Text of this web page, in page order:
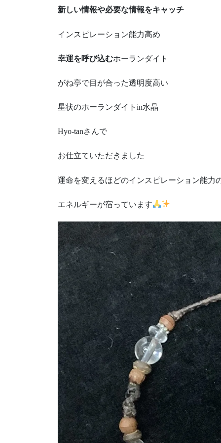
新しい情報や必要な情報をキャッチ
インスピレーション能力高め
幸運を呼び込むホーランダイト
がね亭で目が合った透明度高い
星状のホーランダイトin水晶
Hyo-tanさんで
お仕立ていただきました
運命を変えるほどのインスピレーション能力
エネルギーが宿っています